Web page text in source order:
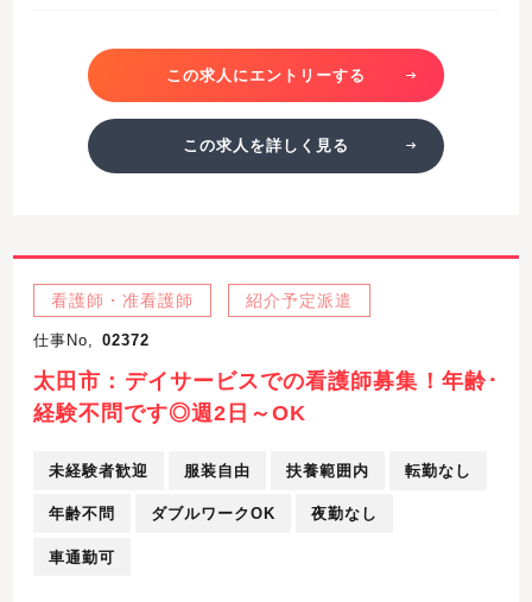
この求人にエントリーする
この求人を詳しく見る
看護師・准看護師 紹介予定派遣
仕事No, 02372
太田市：デイサービスでの看護師募集！年齢･
経験不問です◎週2日～OK
未経験者歓迎 服装自由 扶養範囲内 転勤なし
年齢不問 ダブルワークOK 夜勤なし
車通勤可